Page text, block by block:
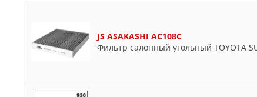
JS ASAKASHI AC108C
Фильтр салонный угольный TOYOTA